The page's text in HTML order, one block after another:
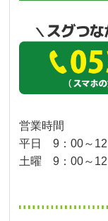
営業時間
平日 9：00～12
土曜 9：00～12